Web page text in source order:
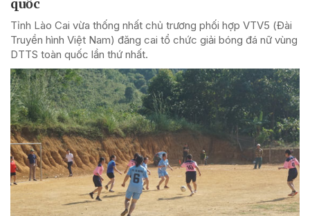
quốc
Tỉnh Lào Cai vừa thống nhất chủ trương phối hợp VTV5 (Đài
Truyền hình Việt Nam) đăng cai tổ chức giải bóng đá nữ vùng
DTTS toàn quốc lần thứ nhất.